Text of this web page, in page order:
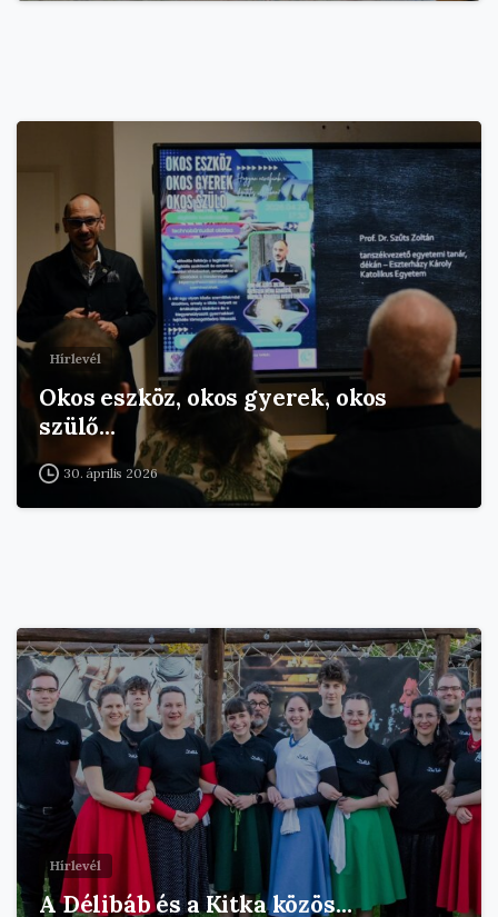
Hírlevél
Okos eszköz, okos gyerek, okos
szülő…
30. április 2026
Hírlevél
A Délibáb és a Kitka közös…